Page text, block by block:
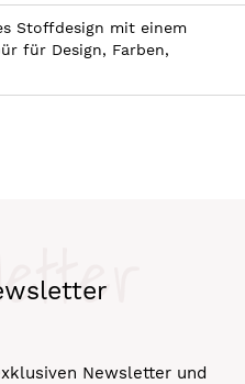
Stoffdesign mit einem
für Design, Farben,
Newsletter und